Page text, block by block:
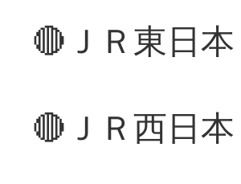
🔴ＪＲ東日
🔴ＪＲ西日